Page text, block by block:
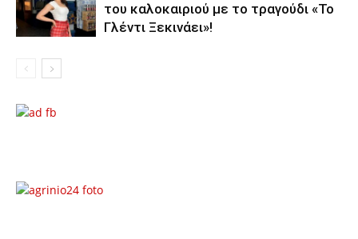
του καλοκαιριού με το τραγούδι «Το
Γλέντι Ξεκινάει»!